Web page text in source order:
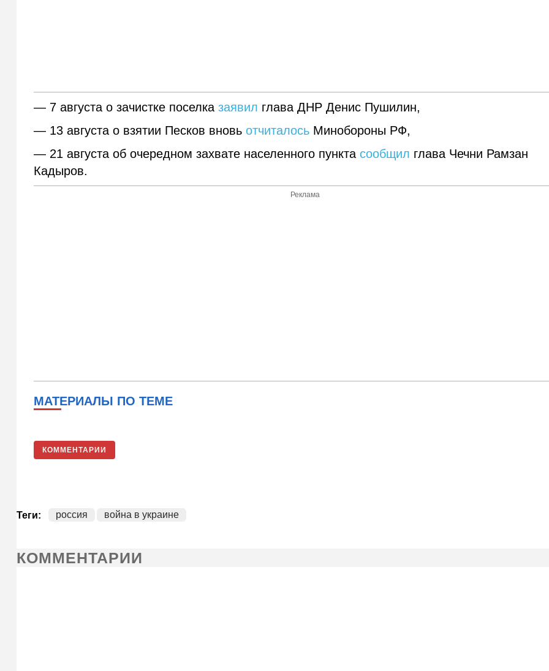
— 7 августа о зачистке поселказаявил глава ДНР Денис Пушилин,
— 13 августа о взятии Песков вновьотчиталось Минобороны РФ,
— 21 августа об очередном захвате населенного пунктасообщил глава Чечни Рамзан
Кадыров.
Реклама
МАТЕРИАЛЫ ПО ТЕМЕ
КОММЕНТАРИИ
Теги: россия война в украине
КОММЕНТАРИИ